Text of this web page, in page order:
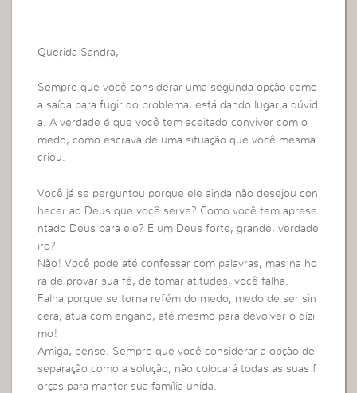
Querida Sandra,
Sempre que você considerar uma segunda opção como
a saída para fugir do problema, está dando lugar a dúvid
a. A verdade é que você tem aceitado conviver com o
medo, como escrava de uma situação que você mesma
criou.
Você já se perguntou porque ele ainda não desejou con
hecer ao Deus que você serve? Como você tem aprese
ntado Deus para ele? É um Deus forte, grande, verdade
iro?
Não! Você pode até confessar com palavras, mas na ho
ra de provar sua fé, de tomar atitudes, você falha.
Falha porque se torna refém do medo, medo de ser sin
cera, atua com engano, até mesmo para devolver o dízi
mo!
Amiga, pense. Sempre que você considerar a opção de
separação como a solução, não colocará todas as suas f
orças para manter sua família unida.